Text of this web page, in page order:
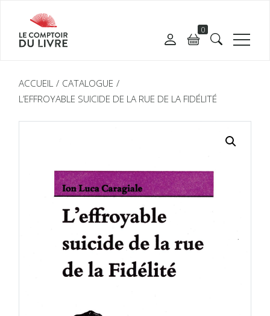
0
ACCUEIL
CATALOGUE
L’EFFROYABLE SUICIDE DE LA RUE DE LA FIDÉLITÉ